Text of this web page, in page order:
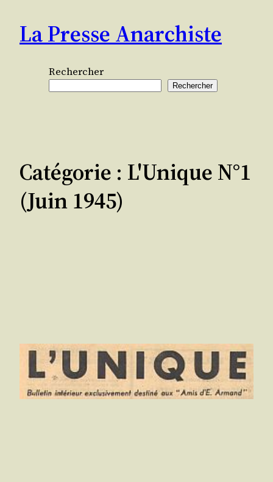
contenu
La Presse Anarchiste
Rechercher
Rechercher
Catégorie : L'Unique N°1
(juin 1945)